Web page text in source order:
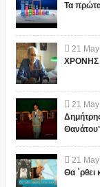
Τα
21 May
ΧΡΟΝΗΣ
21 May
21 May
Θα ΄ρθει